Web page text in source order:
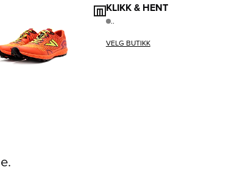
KLIKK & HENT
..
VELG BUTIKK